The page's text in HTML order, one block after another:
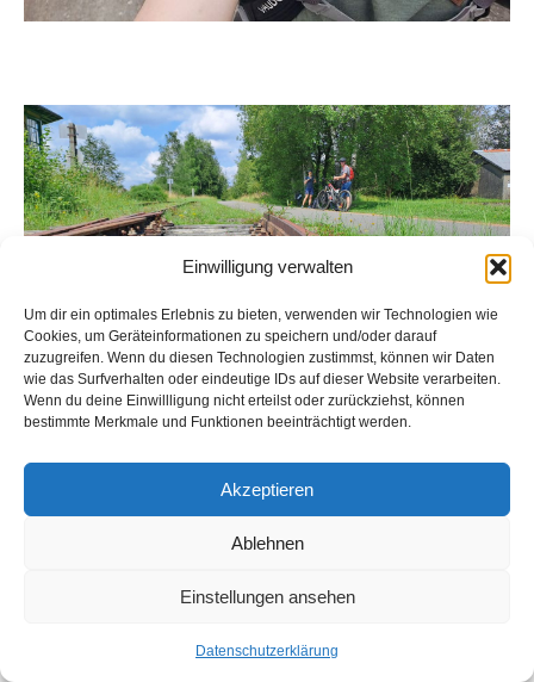
Einwilligung verwalten
Um dir ein optimales Erlebnis zu bieten, verwenden wir Technologien wie
Cookies, um Geräteinformationen zu speichern und/oder darauf
zuzugreifen. Wenn du diesen Technologien zustimmst, können wir Daten
wie das Surfverhalten oder eindeutige IDs auf dieser Website verarbeiten.
Wenn du deine Einwillligung nicht erteilst oder zurückziehst, können
bestimmte Merkmale und Funktionen beeinträchtigt werden.
Akzeptieren
Ablehnen
Einstellungen ansehen
Datenschutzerklärung